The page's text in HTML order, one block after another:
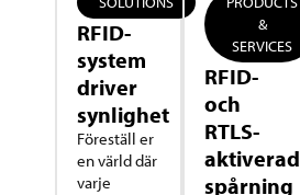
RFID-
system
driver
synlighet
Föreställ er
en värld där
varje
&
SERVICES
RFID-
och
RTLS-
aktiverad
spårning